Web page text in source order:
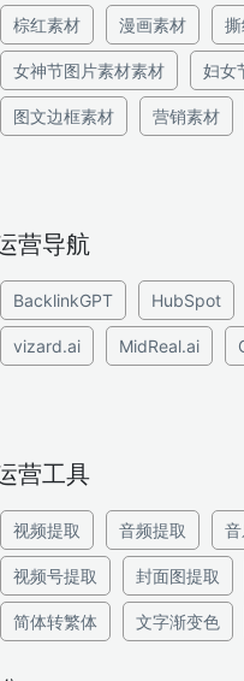
棕红素材 漫画素材
女神节图片素材素材 妇女
图文边框素材 营销素材
营导航
BacklinkGPT HubSpot
vizard.ai MidReal.ai
营工具
视频提取 音频提取
视频号提取 封面图提取
简体转繁体 文字渐变色